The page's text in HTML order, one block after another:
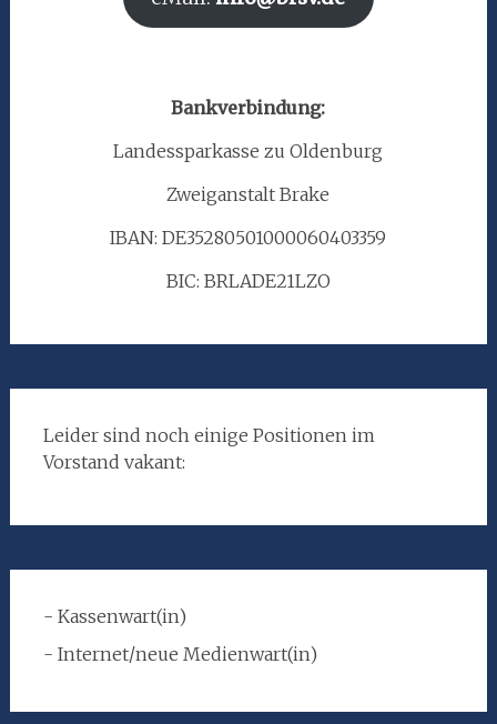
Bankverbindung:
Landessparkasse zu Oldenburg
Zweiganstalt Brake
IBAN: DE35280501000060403359
BIC: BRLADE21LZO
Leider sind noch einige Positionen im
Vorstand vakant:
- Kassenwart(in)
- Internet/neue Medienwart(in)